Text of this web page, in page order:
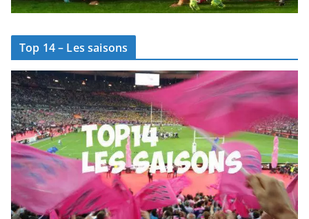
Top 14 – Les saisons